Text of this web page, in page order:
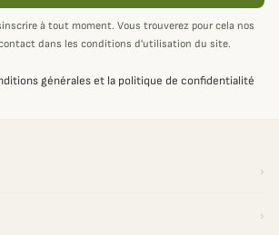
à tout moment. Vous trouverez pour cela nos
dans les conditions d'utilisation du site.
générales et la politique de confidentialité